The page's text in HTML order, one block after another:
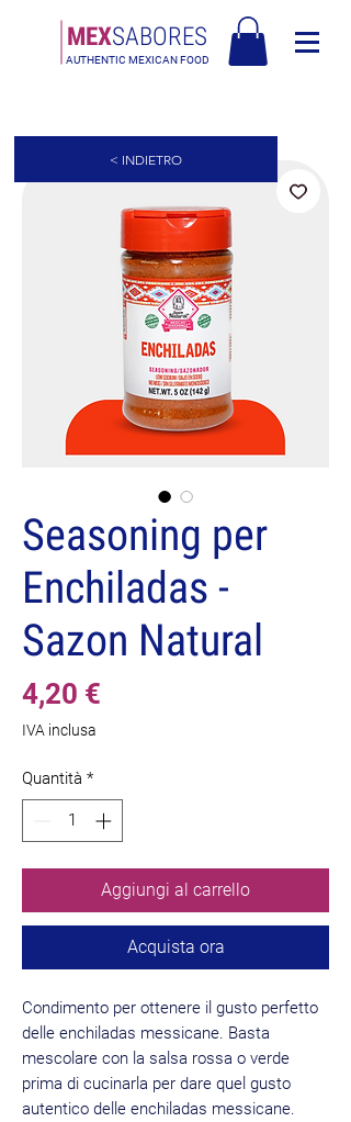
MEXSABORES
AUTHENTIC MEXICAN FOOD
Seasoning per
Enchiladas -
Sazon Natural
4,20 €
IVA inclusa
Quantità *
Aggiungi al carrello
Acquista ora
Condimento per ottenere il gusto perfetto
delle enchiladas messicane. Basta
mescolare con la salsa rossa o verde
prima di cucinarla per dare quel gusto
autentico delle enchiladas messicane.
< INDIETRO